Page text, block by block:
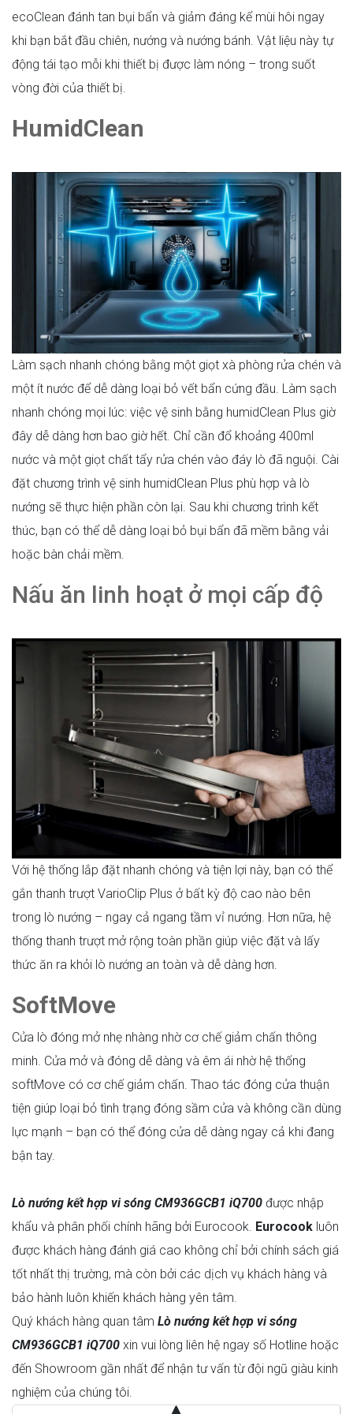
ecoClean đánh tan bụi bẩn và giảm đáng kể mùi hôi ngay
khi bạn bắt đầu chiên, nướng và nướng bánh. Vật liệu này tự
động tái tạo mỗi khi thiết bị được làm nóng – trong suốt
vòng đời của thiết bị.
HumidClean
Làm sạch nhanh chóng bằng một giọt xà phòng rửa chén và
một ít nước để dễ dàng loại bỏ vết bẩn cứng đầu. Làm sạch
nhanh chóng mọi lúc: việc vệ sinh bằng humidClean Plus giờ
đây dễ dàng hơn bao giờ hết. Chỉ cần đổ khoảng 400ml
nước và một giọt chất tẩy rửa chén vào đáy lò đã nguội. Cài
đặt chương trình vệ sinh humidClean Plus phù hợp và lò
nướng sẽ thực hiện phần còn lại. Sau khi chương trình kết
thúc, bạn có thể dễ dàng loại bỏ bụi bẩn đã mềm bằng vải
hoặc bàn chải mềm.
Nấu ăn linh hoạt ở mọi cấp độ
Với hệ thống lắp đặt nhanh chóng và tiện lợi này, bạn có thể
gắn thanh trượt VarioClip Plus ở bất kỳ độ cao nào bên
trong lò nướng – ngay cả ngang tầm vỉ nướng. Hơn nữa, hệ
thống thanh trượt mở rộng toàn phần giúp việc đặt và lấy
thức ăn ra khỏi lò nướng an toàn và dễ dàng hơn.
SoftMove
Cửa lò đóng mở nhẹ nhàng nhờ cơ chế giảm chấn thông
minh. Cửa mở và đóng dễ dàng và êm ái nhờ hệ thống
softMove có cơ chế giảm chấn. Thao tác đóng cửa thuận
tiện giúp loại bỏ tình trạng đóng sầm cửa và không cần dùng
lực mạnh – bạn có thể đóng cửa dễ dàng ngay cả khi đang
bận tay.
Lò nướng kết hợp vi sóng CM936GCB1 iQ700 được nhập
khẩu và phân phối chính hãng bởi Eurocook. Eurocook luôn
được khách hàng đánh giá cao không chỉ bởi chính sách giá
tốt nhất thị trường, mà còn bởi các dịch vụ khách hàng và
bảo hành luôn khiến khách hàng yên tâm.
Quý khách hàng quan tâm Lò nướng kết hợp vi sóng
CM936GCB1 iQ700 xin vui lòng liên hệ ngay số Hotline hoặc
đến Showroom gần nhất để nhận tư vấn từ đội ngũ giàu kinh
nghiệm của chúng tôi.